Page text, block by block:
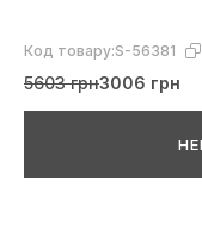
Код товару:S-56381
5603 грн3006 грн